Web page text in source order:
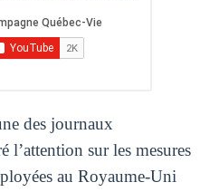
des journaux
l’attention sur les mesures
au Royaume-Uni